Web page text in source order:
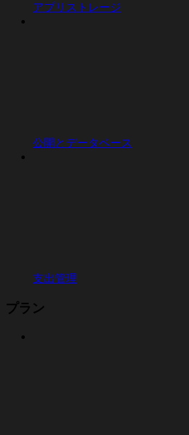
アプリストレージ
公開とデータベース
支出管理
プラン